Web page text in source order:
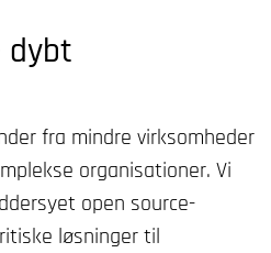
dybt
fra mindre virksomheder
organisationer. Vi
open source-
løsninger til